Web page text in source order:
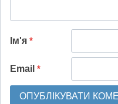
Ім'я *
Email *